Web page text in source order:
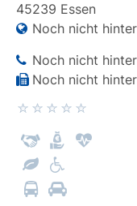
45239 Essen
Noch nicht
Noch nicht
Noch nicht